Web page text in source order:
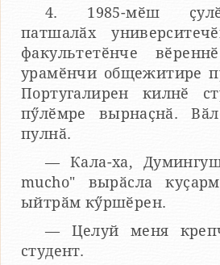
4. 1985-мӗш
патшалӑх
факультетӗнче
урамӗнчи общежитире
Португалирен килнӗ
пӳлӗмре вырнаҫнӑ.
пулнӑ.
— Кала-ха,
mucho" вырӑсла
ыйтрӑм кӳршӗрен.
— Целуй меня
студент.